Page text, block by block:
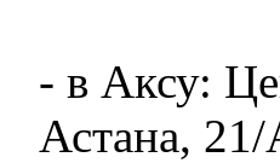
- в Аксу:
Астана,